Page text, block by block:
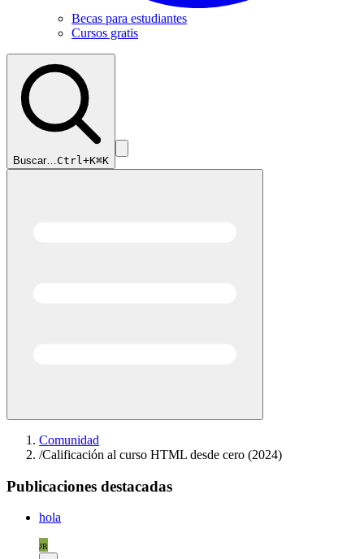
Becas para estudiantes
Cursos gratis
Buscar…Ctrl+K⌘K
Comunidad
/Calificación al curso HTML desde cero (2024)
Publicaciones destacadas
hola
JR